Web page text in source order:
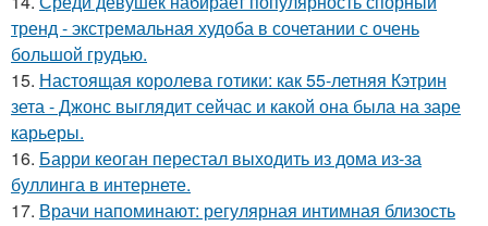
тренд - экстремальная худоба в сочетании с очень
большой грудью.
15. Настоящая королева готики: как 55-летняя Кэтрин
зета - Джонс выглядит сейчас и какой она была на заре
карьеры.
16. Барри кеоган перестал выходить из дома из-за
буллинга в интернете.
17. Врачи напоминают: регулярная интимная близость